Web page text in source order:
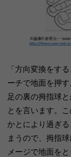
「方向変換をす
ーチで地面を押
足の裏の拇指球
とを言います。
かとにより過ぎ
まうので、拇指
メージで地面をと